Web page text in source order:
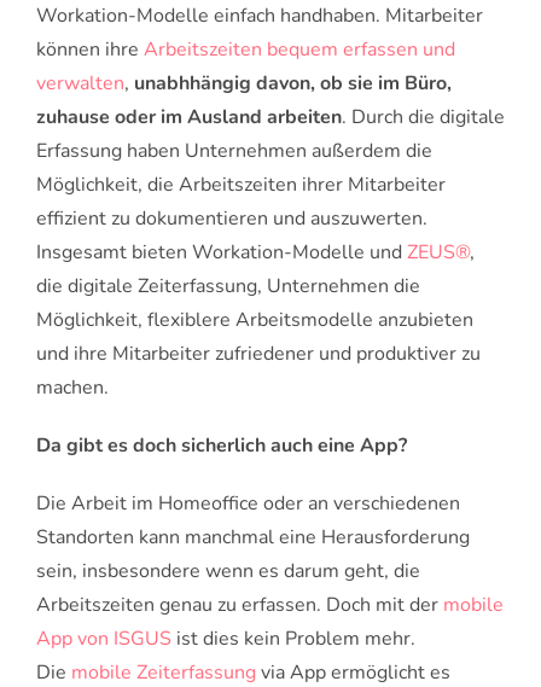
Workation-Modelle einfach handhaben. Mitarbeiter
können ihre Arbeitszeiten bequem erfassen und
verwalten, unabhhängig davon, ob sie im Büro,
zuhause oder im Ausland arbeiten. Durch die digitale
Erfassung haben Unternehmen außerdem die
Möglichkeit, die Arbeitszeiten ihrer Mitarbeiter
effizient zu dokumentieren und auszuwerten.
Insgesamt bieten Workation-Modelle und ZEUS®,
die digitale Zeiterfassung, Unternehmen die
Möglichkeit, flexiblere Arbeitsmodelle anzubieten
und ihre Mitarbeiter zufriedener und produktiver zu
machen.
Da gibt es doch sicherlich auch eine App?
Die Arbeit im Homeoffice oder an verschiedenen
Standorten kann manchmal eine Herausforderung
sein, insbesondere wenn es darum geht, die
Arbeitszeiten genau zu erfassen. Doch mit der mobile
App von ISGUS ist dies kein Problem mehr.
Die mobile Zeiterfassungvia App ermöglicht es